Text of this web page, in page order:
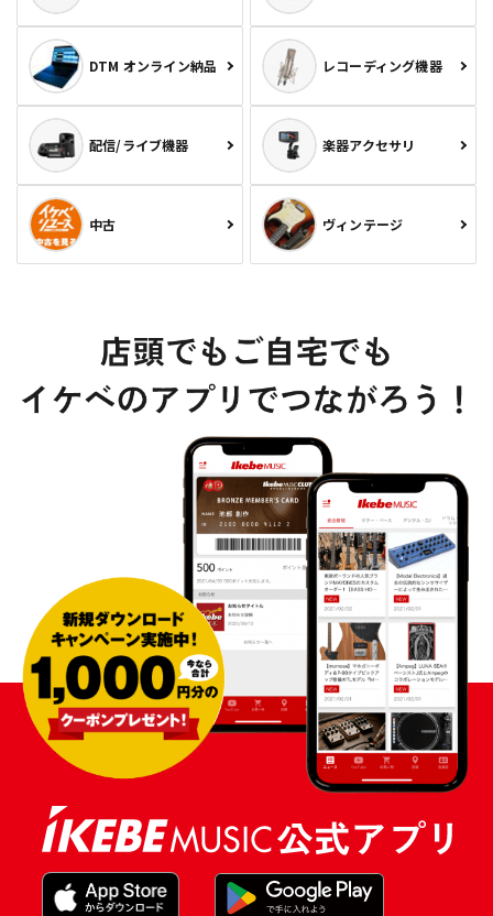
DTM オンライン納品 レコーディング機器
配信/ライブ機器 楽器アクセサリ
中古 ヴィンテージ